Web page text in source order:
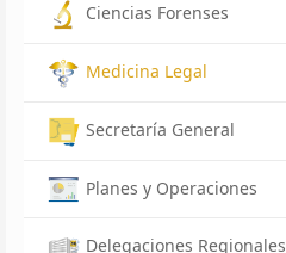
Ciencias Forenses
Medicina Legal
Secretaría General
Planes y Operaciones
Delegaciones Regionales